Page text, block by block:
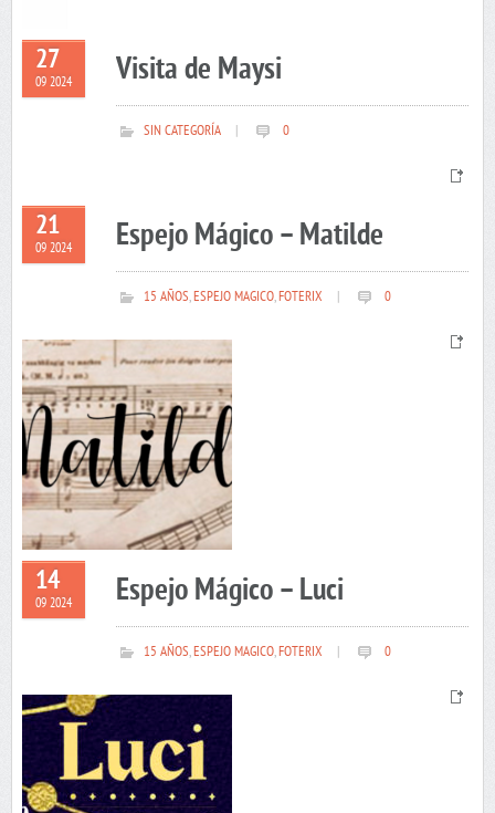
27
09 2024 Visita de Maysi
SIN CATEGORÍA 0
21
09 2024 Espejo Mágico – Matilde
15 AÑOS,ESPEJO MAGICO,FOTERIX 0
14
09 2024 Espejo Mágico – Luci
15 AÑOS,ESPEJO MAGICO,FOTERIX 0